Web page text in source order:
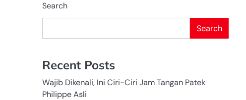
Search
Search
Recent Posts
Wajib Dikenali, Ini Ciri-Ciri Jam Tangan Patek
Philippe Asli